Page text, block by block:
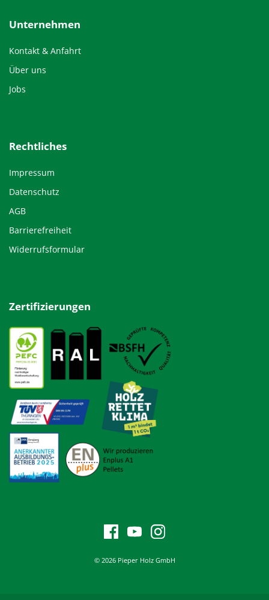
Unternehmen
Kontakt & Anfahrt
Über uns
Jobs
Rechtliches
Impressum
Datenschutz
AGB
Barrierefreiheit
Widerrufsformular
Zertifizierungen
© 2026 Pieper Holz GmbH